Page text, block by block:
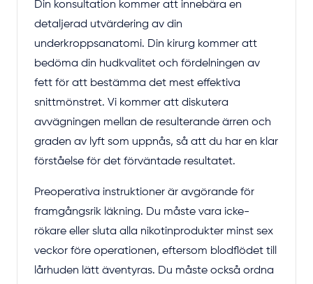
Din konsultation kommer att innebära en
detaljerad utvärdering av din
underkroppsanatomi. Din kirurg kommer att
bedöma din hudkvalitet och fördelningen av
fett för att bestämma det mest effektiva
snittmönstret. Vi kommer att diskutera
avvägningen mellan de resulterande ärren och
graden av lyft som uppnås, så att du har en klar
förståelse för det förväntade resultatet.
Preoperativa instruktioner är avgörande för
framgångsrik läkning. Du måste vara icke-
rökare eller sluta alla nikotinprodukter minst sex
veckor före operationen, eftersom blodflödet till
lårhuden lätt äventyras. Du måste också ordna